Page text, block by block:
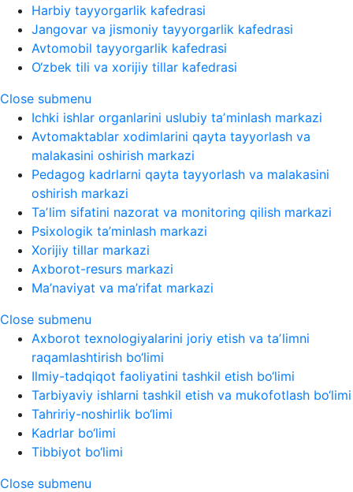
Harbiy tayyorgarlik kafedrasi
Jangovar va jismoniy tayyorgarlik kafedrasi
Avtomobil tayyorgarlik kafedrasi
O‘zbek tili va xorijiy tillar kafedrasi
Close submenu
Ichki ishlar organlarini uslubiy taʼminlash markazi
Avtomaktablar xodimlarini qayta tayyorlash va
malakasini oshirish markazi
Pedagog kadrlarni qayta tayyorlash va malakasini
oshirish markazi
Taʼlim sifatini nazorat va monitoring qilish markazi
Psixologik ta’minlash markazi
Xorijiy tillar markazi
Axborot-resurs markazi
Ma’naviyat va ma’rifat markazi
Close submenu
Axborot texnologiyalarini joriy etish va taʼlimni
raqamlashtirish bo‘limi
Ilmiy-tadqiqot faoliyatini tashkil etish bo‘limi
Tarbiyaviy ishlarni tashkil etish va mukofotlash bo‘limi
Tahririy-noshirlik bo‘limi
Kadrlar bo‘limi
Tibbiyot bo‘limi
Close submenu